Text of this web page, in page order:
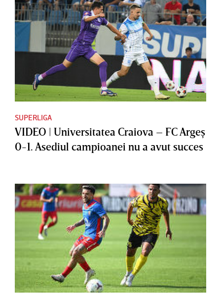
SUPERLIGA
VIDEO | Universitatea Craiova – FC Argeş
0-1. Asediul campioanei nu a avut succes